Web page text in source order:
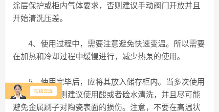
涂层保护或柜内气体要求，否则建议手动阀门开放并且
开始清洗压差。
4、使用过程中，需要注意避免快速变温。所以需要
在加热和冷却过程中缓慢进行，减少热泵的使用。
5、使用完毕后，应将其放入储存柜内。当多次使用
后需要清理，则建议使用酸或者硷水清洗，并且尽可能
避免金属刷子对陶瓷表面的损伤。注意，不要在高温状